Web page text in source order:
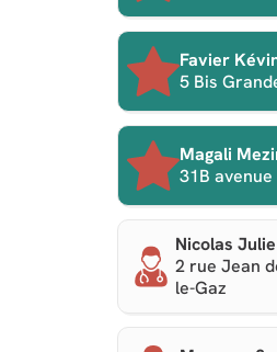
Favier
5 Bis
Magali
31B
Nicolas Julie
2 rue Jean
le-Gaz